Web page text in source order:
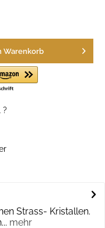
Warenkorb
?
Strass- Kristallen.
mehr